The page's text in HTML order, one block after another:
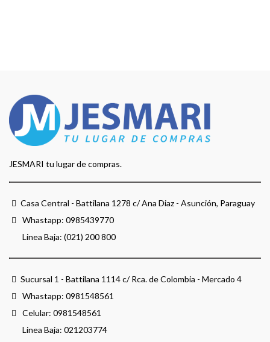
JESMARI tu lugar de compras.
Casa Central - Battilana 1278 c/ Ana Diaz - Asunción, Paraguay
Whastapp: 0985439770
Linea Baja: (021) 200 800
Sucursal 1 - Battilana 1114 c/ Rca. de Colombia - Mercado 4
Whastapp: 0981548561
Celular: 0981548561
Linea Baja: 021203774